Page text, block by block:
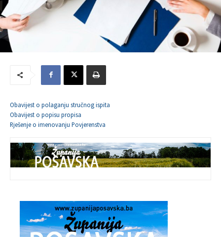
Obavijest o polaganju stručnog ispita
Obavijest o popisu propisa
Rješenje o imenovanju Povjerenstva